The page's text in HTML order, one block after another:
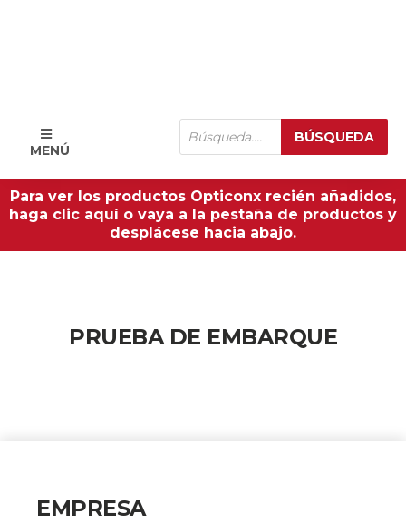
MENÚ
Búsqueda
de
productos
BÚSQUEDA
Para ver los productos Opticonx recién añadidos,
haga clic aquí o vaya a la pestaña de productos y
desplácese hacia abajo.
PRUEBA DE EMBARQUE
EMPRESA